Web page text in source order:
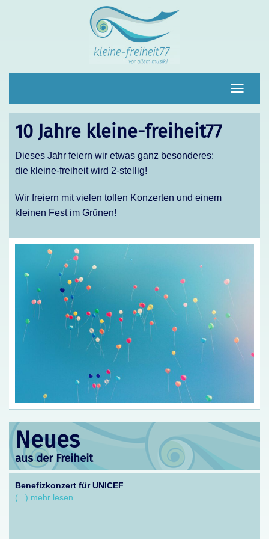
10 Jahre kleine-freiheit77
Dieses Jahr feiern wir etwas ganz besonderes:
die kleine-freiheit wird 2-stellig!
Wir freiern mit vielen tollen Konzerten und einem
kleinen Fest im Grünen!
Neues
aus der Freiheit
Benefizkonzert für UNICEF
(...) mehr lesen